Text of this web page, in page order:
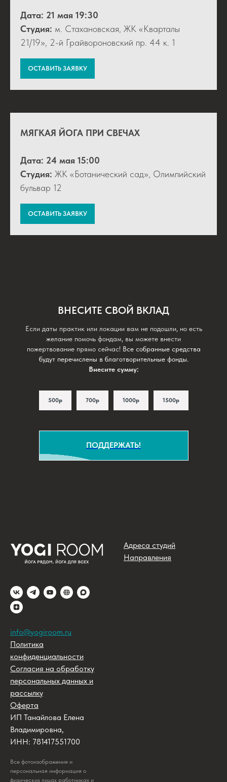
Дата: 21 мая 19:30
Студия: м. Стахановская, ЖК «Кварталы
21/19», 2-й Грайвороновский пр. 44 к. 1
ОСТАВИТЬ ЗАЯВКУ
МЯГКАЯ ЙОГА ПРИ СВЕЧАХ
Дата: 24 мая 15:00
Студия: ЖК «Ботанический сад», Олимпийский
бульвар 12
ОСТАВИТЬ ЗАЯВКУ
ВНЕСИТЕ СВОЙ ВКЛАД
Если даты практик или локации вам не подошли, но есть
желание помочь фондам, вы можете внести
пожертвование прямо сейчас! Все собранные средства
будут перечислены в благотворительные фонды.
Внесите сумму:
500р 700р 1000р 1500р
ПОДДЕРЖАТЬ!
info@yogiroom.ru
Политика
конфиденциальности
Согласия на обработку
персональных данных и
рассылку
Оферта
ИП Танайлова Елена
Владимировна,
ИНН: 781417551700
Все фотоизображения и
персональная информация о
физических лицах работниках и
Адреса студий
Направления